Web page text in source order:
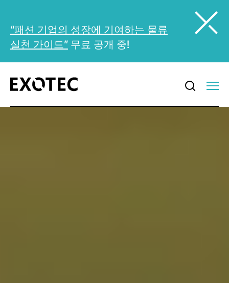
“패션 기업의 성장에 기여하는 물류
실천 가이드” 무료 공개 중!